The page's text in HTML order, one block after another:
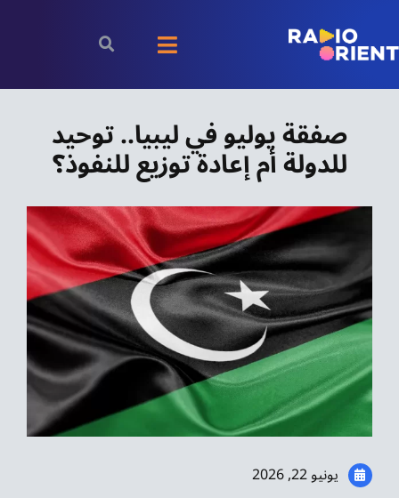
content
Toggle
Navigation
بودكاست
الأخبار
رياضة
اقتصاد
مقالات
موسيقى الشرق
صفقة يوليو في ليبيا.. توحيد
للدولة أم إعادة توزيع للنفوذ؟
يونيو 22, 2026